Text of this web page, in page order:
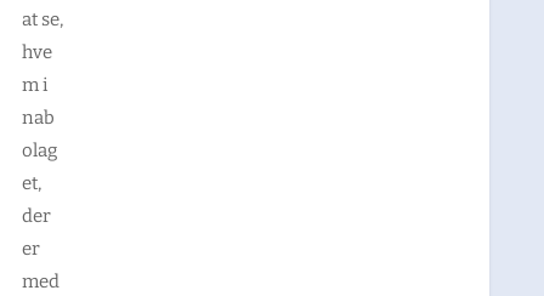
at se,
hve
m i
nab
olag
et,
der
er
med